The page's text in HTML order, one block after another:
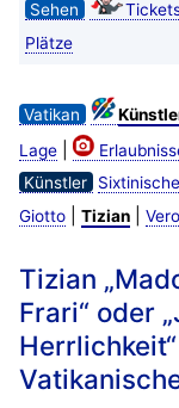
Sehen
Plätze
Vatikan
Lage|
Künstler
Giotto| Tizian|
Tizian
Frari“ oder